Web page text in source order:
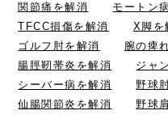
関節痛を解消
モートン
TFCC損傷を解消
X脚を
ゴルフ肘を解消
腕の痺
腸脛靭帯炎を解消
ジャ
シーバー病を解消
野球
仙腸関節炎を解消
野球